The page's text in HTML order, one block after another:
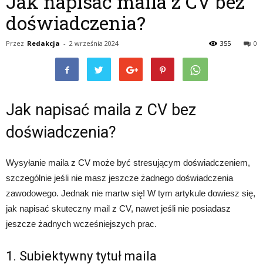
doświadczenia?
Przez Redakcja - 2 września 2024 0
355
Jak napisać maila z CV bez
doświadczenia?
Wysyłanie maila z CV może być stresującym doświadczeniem,
szczególnie jeśli nie masz jeszcze żadnego doświadczenia
zawodowego. Jednak nie martw się! W tym artykule dowiesz się,
jak napisać skuteczny mail z CV, nawet jeśli nie posiadasz
jeszcze żadnych wcześniejszych prac.
1. Subiektywny tytuł maila